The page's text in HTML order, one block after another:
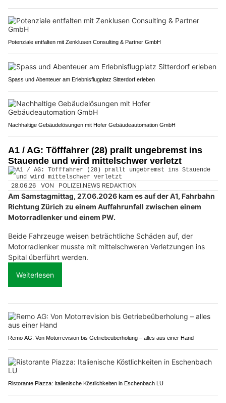
Potenziale entfalten mit Zenklusen Consulting & Partner GmbH
Spass und Abenteuer am Erlebnisflugplatz Sitterdorf erleben
Nachhaltige Gebäudelösungen mit Hofer Gebäudeautomation GmbH
A1 / AG: Töfffahrer (28) prallt ungebremst ins
Stauende und wird mittelschwer verletzt
28.06.26 VON POLIZEI.NEWS REDAKTION
Am Samstagmittag, 27.06.2026 kam es auf der A1, Fahrbahn
Richtung Zürich zu einem Auffahrunfall zwischen einem
Motorradlenker und einem PW.
Beide Fahrzeuge weisen beträchtliche Schäden auf, der
Motorradlenker musste mit mittelschweren Verletzungen ins
Spital überführt werden.
Weiterlesen
Remo AG: Von Motorrevision bis Getriebeüberholung – alles aus einer Hand
Ristorante Piazza: Italienische Köstlichkeiten in Eschenbach LU